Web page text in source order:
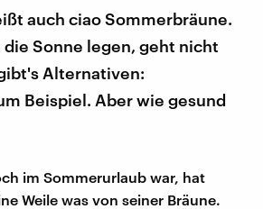
auch ciao Sommerbräune.
Sonne legen, geht nicht
Alternativen:
Beispiel. Aber wie gesund
im Sommerurlaub war, hat
Weile was von seiner Bräune.